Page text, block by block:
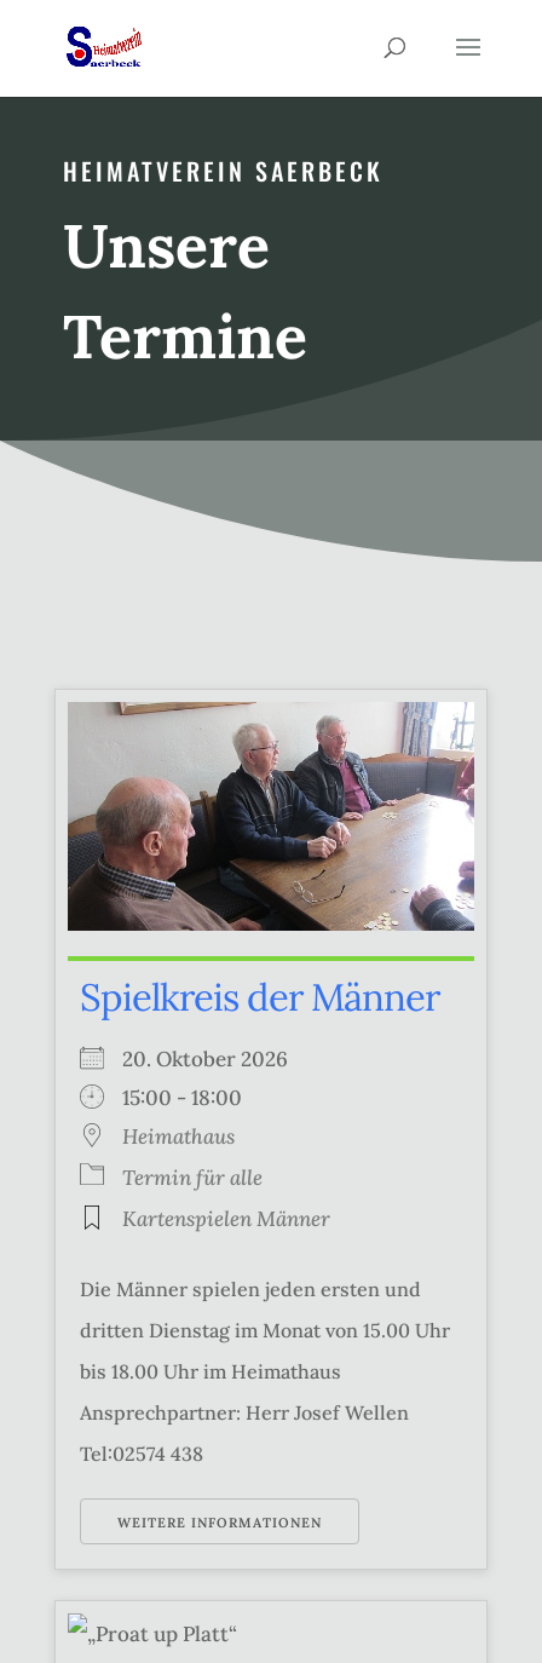
HEIMATVEREIN SAERBECK
Unsere
Termine
Spielkreis der Männer
20. Oktober 2026
15:00 - 18:00
Heimathaus
Termin für alle
Kartenspielen Männer
Die Männer spielen jeden ersten und
dritten Dienstag im Monat von 15.00 Uhr
bis 18.00 Uhr im Heimathaus
Ansprechpartner: Herr Josef Wellen
Tel:02574 438
WEITERE INFORMATIONEN